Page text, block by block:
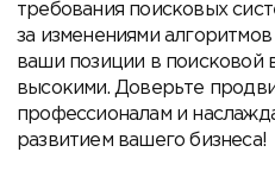
требования поисковых
за изменениями
ваши позиции в поисковой
высокими. Доверьте
профессионалам и
развитием вашего бизнеса!